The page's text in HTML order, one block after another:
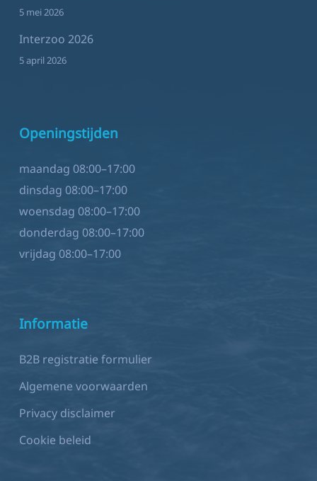
5 mei 2026
Interzoo 2026
5 april 2026
Openingstijden
maandag 08:00–17:00
dinsdag 08:00–17:00
woensdag 08:00–17:00
donderdag 08:00–17:00
vrijdag 08:00–17:00
Informatie
B2B registratie formulier
Algemene voorwaarden
Privacy disclaimer
Cookie beleid